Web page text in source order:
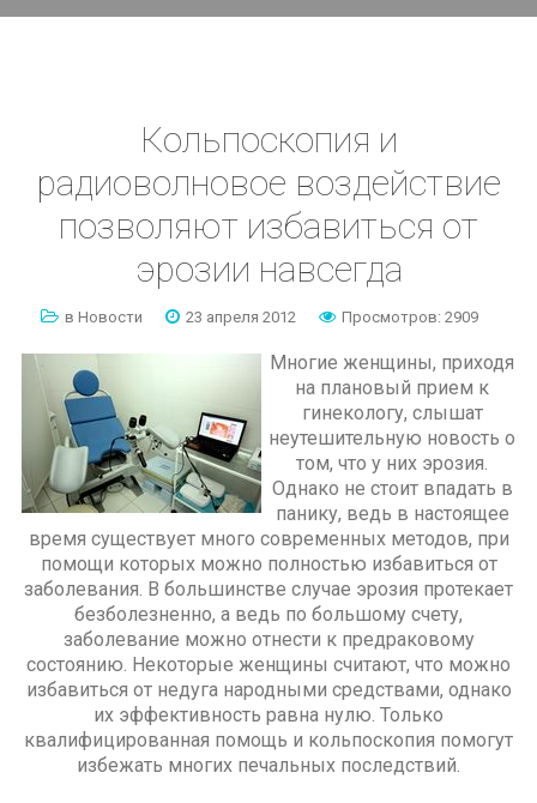
Кольпоскопия и
радиоволновое воздействие
позволяют избавиться от
эрозии навсегда
в Новости 23 апреля 2012 Просмотров: 2909
Многие женщины, приходя
на плановый прием к
гинекологу, слышат
неутешительную новость о
том, что у них эрозия.
Однако не стоит впадать в
панику, ведь в настоящее
время существует много современных методов, при
помощи которых можно полностью избавиться от
заболевания. В большинстве случае эрозия протекает
безболезненно, а ведь по большому счету,
заболевание можно отнести к предраковому
состоянию. Некоторые женщины считают, что можно
избавиться от недуга народными средствами, однако
их эффективность равна нулю. Только
квалифицированная помощь и кольпоскопия помогут
избежать многих печальных последствий.